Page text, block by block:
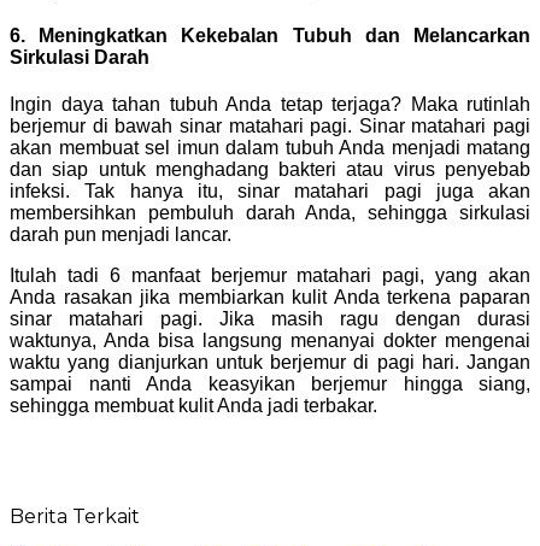
6. Meningkatkan Kekebalan Tubuh dan Melancarkan
Sirkulasi Darah
Ingin daya tahan tubuh Anda tetap terjaga? Maka rutinlah
berjemur di bawah sinar matahari pagi. Sinar matahari pagi
akan membuat sel imun dalam tubuh Anda menjadi matang
dan siap untuk menghadang bakteri atau virus penyebab
infeksi. Tak hanya itu, sinar matahari pagi juga akan
membersihkan pembuluh darah Anda, sehingga sirkulasi
darah pun menjadi lancar.
Itulah tadi 6 manfaat berjemur matahari pagi, yang akan
Anda rasakan jika membiarkan kulit Anda terkena paparan
sinar matahari pagi. Jika masih ragu dengan durasi
waktunya, Anda bisa langsung menanyai dokter mengenai
waktu yang dianjurkan untuk berjemur di pagi hari. Jangan
sampai nanti Anda keasyikan berjemur hingga siang,
sehingga membuat kulit Anda jadi terbakar.
Berita Terkait